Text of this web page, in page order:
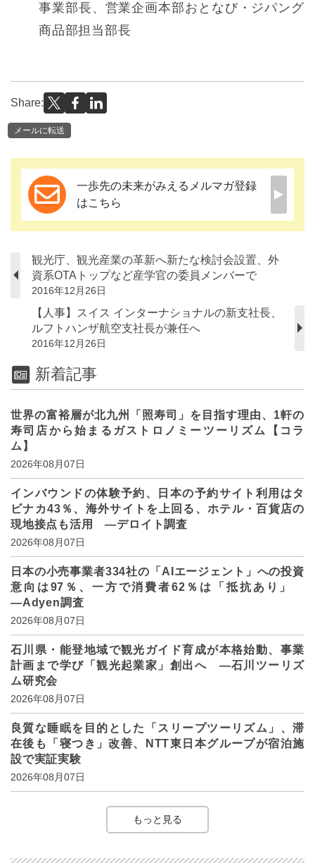
事業部長、営業企画本部おとなび・ジパング
商品部担当部長
Share:
メールに転送
一歩先の未来がみえるメルマガ登録
はこちら
観光庁、観光産業の革新へ新たな検討会設置、外
資系OTAトップなど産学官の委員メンバーで
2016年12月26日
【人事】スイス インターナショナルの新支社長、
ルフトハンザ航空支社長が兼任へ
2016年12月26日
新着記事
世界の富裕層が北九州「照寿司」を目指す理由、1軒の
寿司店から始まるガストロノミーツーリズム【コラ
ム】
2026年08月07日
インバウンドの体験予約、日本の予約サイト利用はタ
ビナカ43％、海外サイトを上回る、ホテル・百貨店の
現地接点も活用 ―デロイト調査
2026年08月07日
日本の小売事業者334社の「AIエージェント」への投資
意向は97％、一方で消費者62％は「抵抗あり」
―Adyen調査
2026年08月07日
石川県・能登地域で観光ガイド育成が本格始動、事業
計画まで学び「観光起業家」創出へ ―石川ツーリズ
ム研究会
2026年08月07日
良質な睡眠を目的とした「スリープツーリズム」、滞
在後も「寝つき」改善、NTT東日本グループが宿泊施
設で実証実験
2026年08月07日
もっと見る